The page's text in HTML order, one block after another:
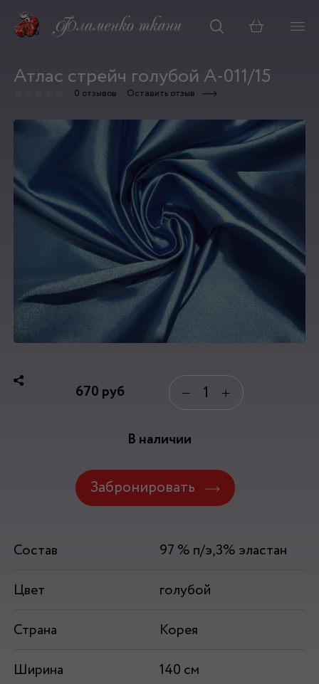
Корзина
Атлас стрейч голубой А-011/15
0 отзывов Оставить отзыв
670 руб − +
В наличии
Забронировать
Состав
97 % п/э,3% эластан
Цвет
голубой
Страна
Корея
Ширина
140 см